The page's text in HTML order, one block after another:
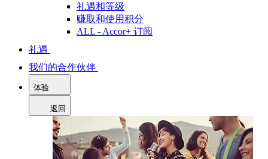
礼遇和等级
赚取和使用积分
ALL - Accor+ 订阅
礼遇
我们的合作伙伴
体验
返回